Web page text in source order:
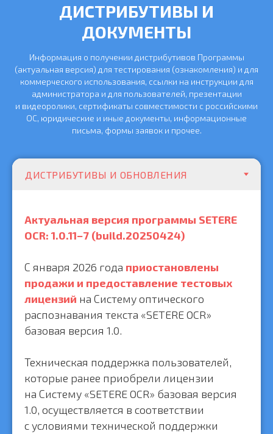
ДИСТРИБУТИВЫ И
ДОКУМЕНТЫ
Информация о получении дистрибутивов Программы
(актуальная версия) для тестирования (ознакомления) и для
коммерческого использования, ссылки на инструкции для
администратора и для пользователей, презентации
и видеоролики, сертификаты совместимости с российскими
ОС, юридические и иные документы, информационные
письма, формы заявок и прочее.
Актуальная версия программы SETERE
OCR: 1.0.11−7 (build.20250424)
С января 2026 года приостановлены
продажи и предоставление тестовых
лицензий на Систему оптического
распознавания текста «SETERE OCR»
базовая версия 1.0.
Техническая поддержка пользователей,
которые ранее приобрели лицензии
на Систему «SETERE OCR» базовая версия
1.0, осуществляется в соответствии
с условиями технической поддержки